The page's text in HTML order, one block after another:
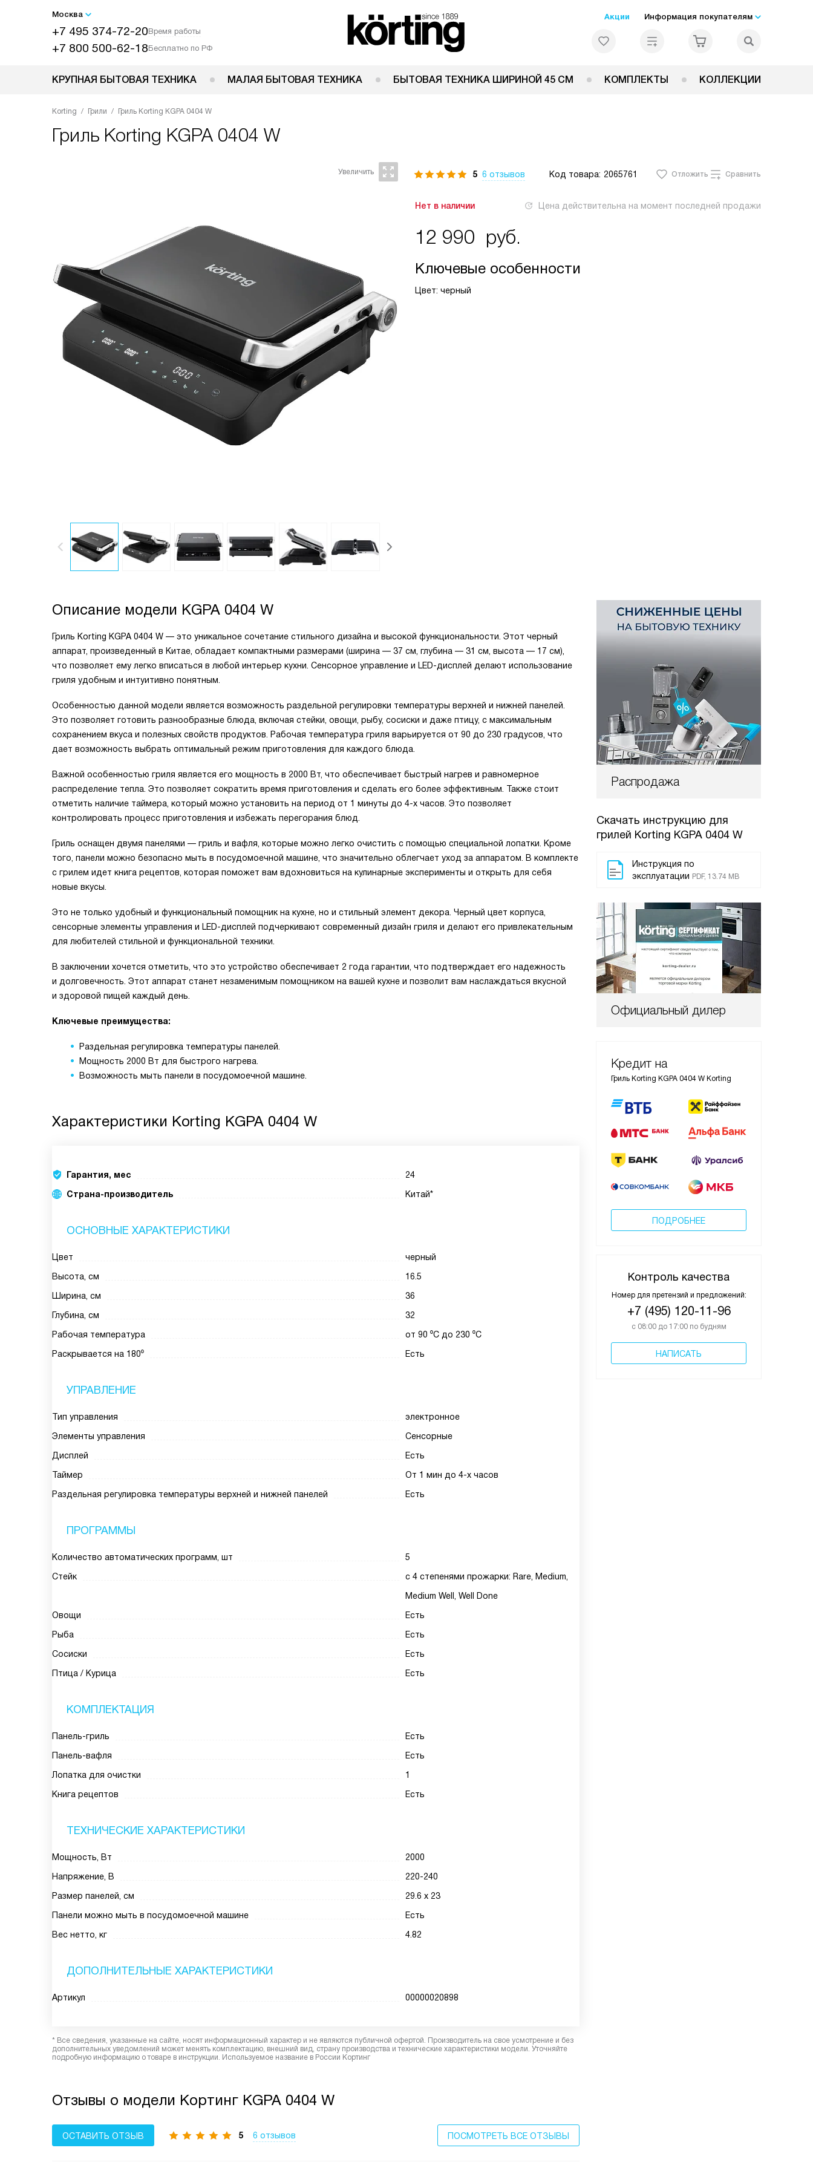
Москва
+7 495 374-72-20Время работы
+7 800 500-62-18Бесплатно по РФ
Акции Информация покупателям
КРУПНАЯ БЫТОВАЯ ТЕХНИКА МАЛАЯ БЫТОВАЯ ТЕХНИКА БЫТОВАЯ ТЕХНИКА ШИРИНОЙ 45 СМ КОМПЛЕКТЫ КОЛЛЕКЦИИ
Korting Грили Гриль Korting KGPA 0404 W
Гриль Korting KGPA 0404 W
5 6 отзывов Код товара: 2065761 Отложить Сравнить
Нет в наличии Цена действительна на момент последней продажи
12 990 руб.
Ключевые особенности
Цвет: черный
Распродажа
Скачать инструкцию для
грилей Korting KGPA 0404 W
Инструкция по
эксплуатации PDF, 13.74 MB
Официальный дилер
Кредит на
Гриль Korting KGPA 0404 W Korting
ПОДРОБНЕЕ
Контроль качества
Номер для претензий и предложений:
+7 (495) 120-11-96
с 08:00 до 17:00 по будням
НАПИСАТЬ
Описание модели KGPA 0404 W
Гриль Korting KGPA 0404 W — это уникальное сочетание стильного дизайна и высокой функциональности. Этот черный
аппарат, произведенный в Китае, обладает компактными размерами (ширина — 37 см, глубина — 31 см, высота — 17 см),
что позволяет ему легко вписаться в любой интерьер кухни. Сенсорное управление и LED-дисплей делают использование
гриля удобным и интуитивно понятным.
Особенностью данной модели является возможность раздельной регулировки температуры верхней и нижней панелей.
Это позволяет готовить разнообразные блюда, включая стейки, овощи, рыбу, сосиски и даже птицу, с максимальным
сохранением вкуса и полезных свойств продуктов. Рабочая температура гриля варьируется от 90 до 230 градусов, что
дает возможность выбрать оптимальный режим приготовления для каждого блюда.
Важной особенностью гриля является его мощность в 2000 Вт, что обеспечивает быстрый нагрев и равномерное
распределение тепла. Это позволяет сократить время приготовления и сделать его более эффективным. Также стоит
отметить наличие таймера, который можно установить на период от 1 минуты до 4-х часов. Это позволяет
контролировать процесс приготовления и избежать перегорания блюд.
Гриль оснащен двумя панелями — гриль и вафля, которые можно легко очистить с помощью специальной лопатки. Кроме
того, панели можно безопасно мыть в посудомоечной машине, что значительно облегчает уход за аппаратом. В комплекте
с грилем идет книга рецептов, которая поможет вам вдохновиться на кулинарные эксперименты и открыть для себя
новые вкусы.
Это не только удобный и функциональный помощник на кухне, но и стильный элемент декора. Черный цвет корпуса,
сенсорные элементы управления и LED-дисплей подчеркивают современный дизайн гриля и делают его привлекательным
для любителей стильной и функциональной техники.
В заключении хочется отметить, что это устройство обеспечивает 2 года гарантии, что подтверждает его надежность
и долговечность. Этот аппарат станет незаменимым помощником на вашей кухне и позволит вам наслаждаться вкусной
и здоровой пищей каждый день.
Ключевые преимущества:
Раздельная регулировка температуры панелей.
Мощность 2000 Вт для быстрого нагрева.
Возможность мыть панели в посудомоечной машине.
Характеристики Korting KGPA 0404 W
Гарантия, мес
24
Страна-производитель
Китай*
ОСНОВНЫЕ ХАРАКТЕРИСТИКИ
Цвет
черный
Высота, см
16.5
Ширина, см
36
Глубина, см
32
Рабочая температура
от 90 ⁰С до 230 ⁰С
Раскрывается на 180⁰
Есть
УПРАВЛЕНИЕ
Тип управления
электронное
Элементы управления
Сенсорные
Дисплей
Есть
Таймер
От 1 мин до 4-х часов
Раздельная регулировка температуры верхней и нижней панелей
Есть
ПРОГРАММЫ
Количество автоматических программ, шт
5
Стейк
с 4 степенями прожарки: Rare, Medium,
Medium Well, Well Done
Овощи
Есть
Рыба
Есть
Сосиски
Есть
Птица / Курица
Есть
КОМПЛЕКТАЦИЯ
Панель-гриль
Есть
Панель-вафля
Есть
Лопатка для очистки
1
Книга рецептов
Есть
ТЕХНИЧЕСКИЕ ХАРАКТЕРИСТИКИ
Мощность, Вт
2000
Напряжение, В
220-240
Размер панелей, см
29.6 х 23
Панели можно мыть в посудомоечной машине
Есть
Вес нетто, кг
4.82
ДОПОЛНИТЕЛЬНЫЕ ХАРАКТЕРИСТИКИ
Артикул 00000020898
* Все сведения, указанные на сайте, носят информационный характер и не являются публичной офертой. Производитель на свое усмотрение и без
дополнительных уведомлений может менять комплектацию, внешний вид, страну производства и технические характеристики модели. Уточняйте
подробную информацию о товаре в инструкции. Используемое название в России Кортинг
Отзывы о модели Кортинг KGPA 0404 W
5 6 отзывов
ОСТАВИТЬ ОТЗЫВ ПОСМОТРЕТЬ ВСЕ ОТЗЫВЫ